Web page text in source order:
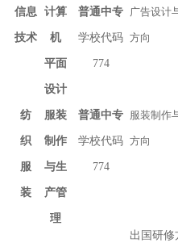
信息
技术
计算
机
平面
设计
普通中专
学校代码
774
广告设计
方向
纺
织
服
装
服装
制作
与生
产管
理
普通中专
学校代码
774
服装制作
方向
出国研修